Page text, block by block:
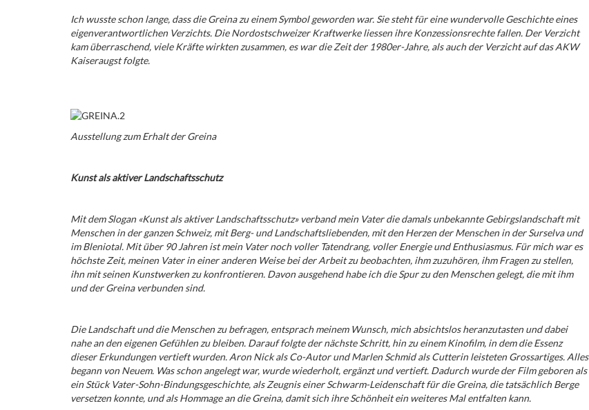
Ich wusste schon lange, dass die Greina zu einem Symbol geworden war. Sie steht für eine wundervolle Geschichte eines
eigenverantwortlichen Verzichts. Die Nordostschweizer Kraftwerke liessen ihre Konzessionsrechte fallen. Der Verzicht
kam überraschend, viele Kräfte wirkten zusammen, es war die Zeit der 1980er-Jahre, als auch der Verzicht auf das AKW
Kaiseraugst folgte.
Ausstellung zum Erhalt der Greina
Kunst als aktiver Landschaftsschutz
Mit dem Slogan «Kunst als aktiver Landschaftsschutz» verband mein Vater die damals unbekannte Gebirgslandschaft mit
Menschen in der ganzen Schweiz, mit Berg- und Landschaftsliebenden, mit den Herzen der Menschen in der Surselva und
im Bleniotal. Mit über 90 Jahren ist mein Vater noch voller Tatendrang, voller Energie und Enthusiasmus. Für mich war es
höchste Zeit, meinen Vater in einer anderen Weise bei der Arbeit zu beobachten, ihm zuzuhören, ihm Fragen zu stellen,
ihn mit seinen Kunstwerken zu konfrontieren. Davon ausgehend habe ich die Spur zu den Menschen gelegt, die mit ihm
und der Greina verbunden sind.
Die Landschaft und die Menschen zu befragen, entsprach meinem Wunsch, mich absichtslos heranzutasten und dabei
nahe an den eigenen Gefühlen zu bleiben. Darauf folgte der nächste Schritt, hin zu einem Kinofilm, in dem die Essenz
dieser Erkundungen vertieft wurden. Aron Nick als Co-Autor und Marlen Schmid als Cutterin leisteten Grossartiges. Alles
begann von Neuem. Was schon angelegt war, wurde wiederholt, ergänzt und vertieft. Dadurch wurde der Film geboren als
ein Stück Vater-Sohn-Bindungsgeschichte, als Zeugnis einer Schwarm-Leidenschaft für die Greina, die tatsächlich Berge
versetzen konnte, und als Hommage an die Greina, damit sich ihre Schönheit ein weiteres Mal entfalten kann.